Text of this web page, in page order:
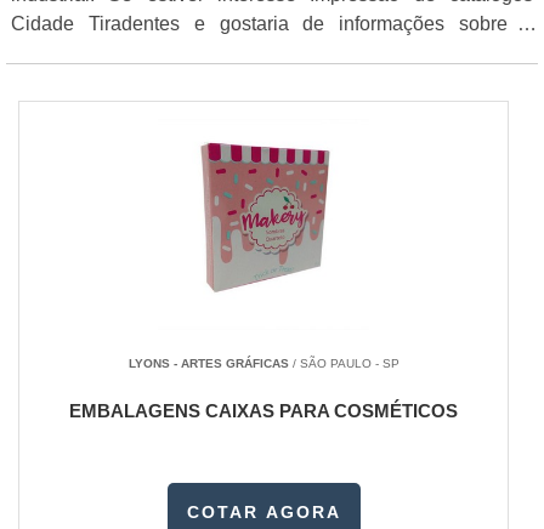
Cidade Tiradentes e gostaria de informações sobre o
LYONS - ARTES GRÁFICAS/ SÃO PAULO - SP
EMBALAGENS CAIXAS PARA COSMÉTICOS
COTAR AGORA